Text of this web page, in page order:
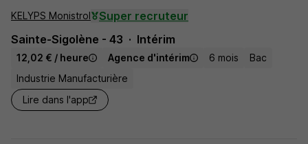
KELYPS Monistrol
Super recruteur
Sainte-Sigolène - 43
Intérim
12,02 € / heure Agence d'intérim 6 mois
Bac
Industrie Manufacturière
Lire dans l'app